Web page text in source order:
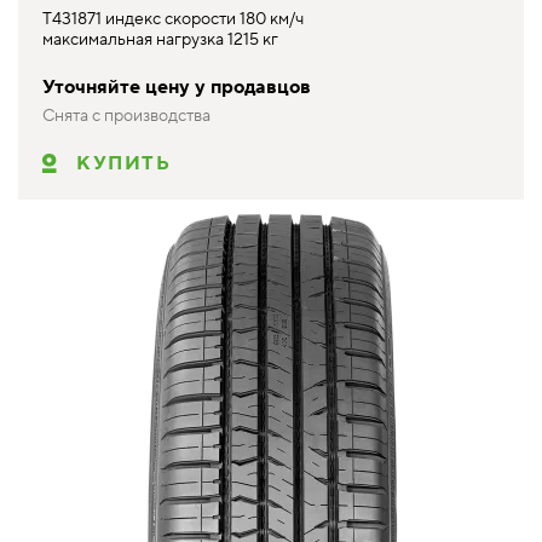
T431871 индекс скорости 180 км/ч
максимальная нагрузка 1215 кг
Уточняйте цену у продавцов
Снята с производства
КУПИТЬ